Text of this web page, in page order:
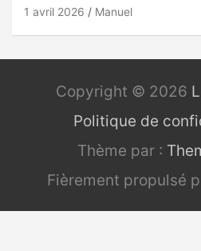
1 avril 2026 Manuel
Copyright © 2026
Politique de
Thème par :
Fièrement propulsé